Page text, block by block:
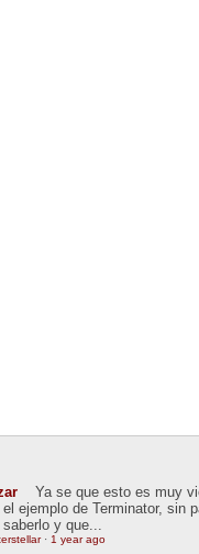
Ya se que esto es muy
ejemplo de Terminator, sin
y que...
· 1 year ago